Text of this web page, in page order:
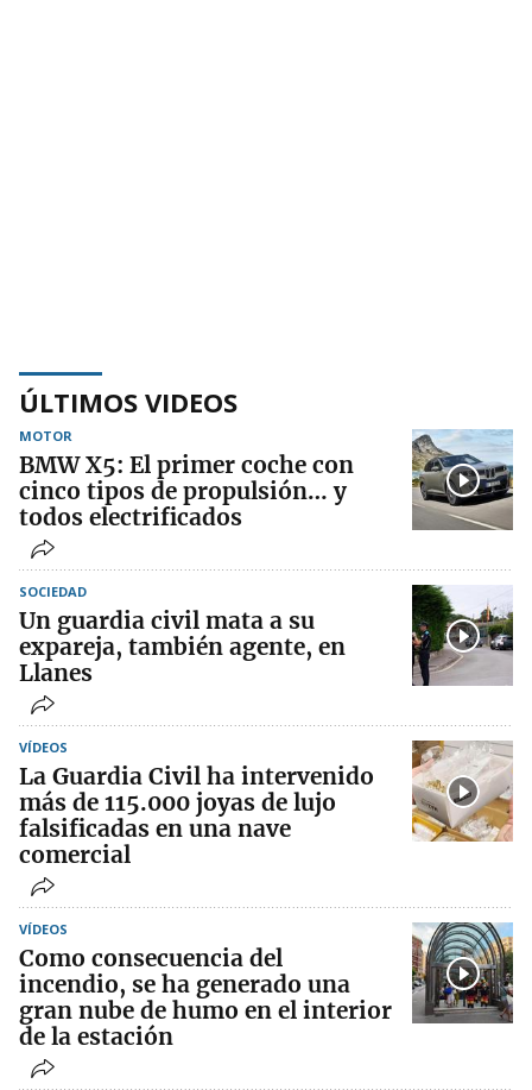
ÚLTIMOS VIDEOS
MOTOR
BMW X5: El primer coche con
cinco tipos de propulsión… y
todos electrificados
SOCIEDAD
Un guardia civil mata a su
expareja, también agente, en
Llanes
VÍDEOS
La Guardia Civil ha intervenido
más de 115.000 joyas de lujo
falsificadas en una nave
comercial
VÍDEOS
Como consecuencia del
incendio, se ha generado una
gran nube de humo en el interior
de la estación